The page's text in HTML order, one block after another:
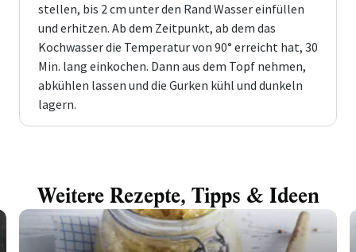
stellen, bis 2 cm unter den Rand Wasser einfüllen
und erhitzen. Ab dem Zeitpunkt, ab dem das
Kochwasser die Temperatur von 90° erreicht hat, 30
Min. lang einkochen. Dann aus dem Topf nehmen,
abkühlen lassen und die Gurken kühl und dunkeln
lagern.
Weitere Rezepte, Tipps & Ideen